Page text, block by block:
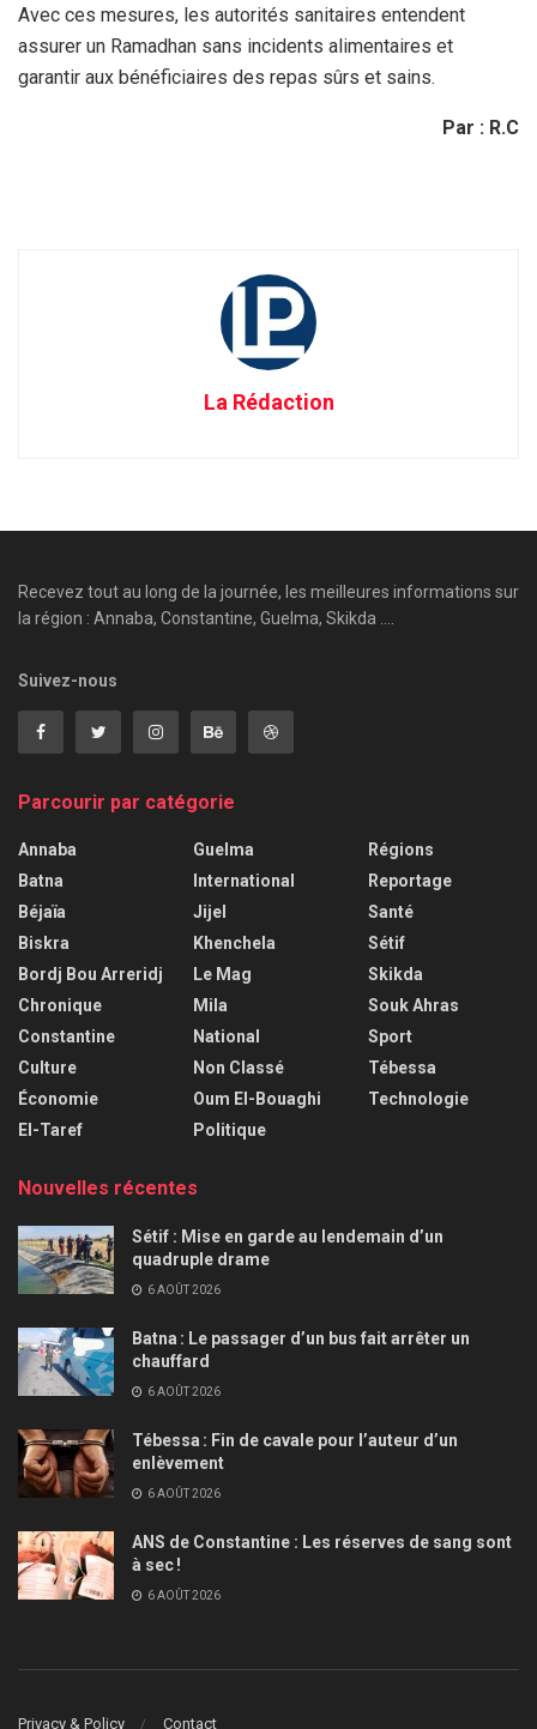
Avec ces mesures, les autorités sanitaires entendent
assurer un Ramadhan sans incidents alimentaires et
garantir aux bénéficiaires des repas sûrs et sains.
Par : R.C
La Rédaction
Recevez tout au long de la journée, les meilleures informations sur
la région : Annaba, Constantine, Guelma, Skikda ....
Suivez-nous
Parcourir par catégorie
Annaba
Batna
Béjaïa
Biskra
Bordj Bou Arreridj
Chronique
Constantine
Culture
Économie
El-Taref
Guelma
International
Jijel
Khenchela
Le Mag
Mila
National
Non Classé
Oum El-Bouaghi
Politique
Régions
Reportage
Santé
Sétif
Skikda
Souk Ahras
Sport
Tébessa
Technologie
Nouvelles récentes
Sétif : Mise en garde au lendemain d’un
quadruple drame
6 AOÛT 2026
Batna : Le passager d’un bus fait arrêter un
chauffard
6 AOÛT 2026
Tébessa : Fin de cavale pour l’auteur d’un
enlèvement
6 AOÛT 2026
ANS de Constantine : Les réserves de sang sont
à sec !
6 AOÛT 2026
Privacy & Policy Contact